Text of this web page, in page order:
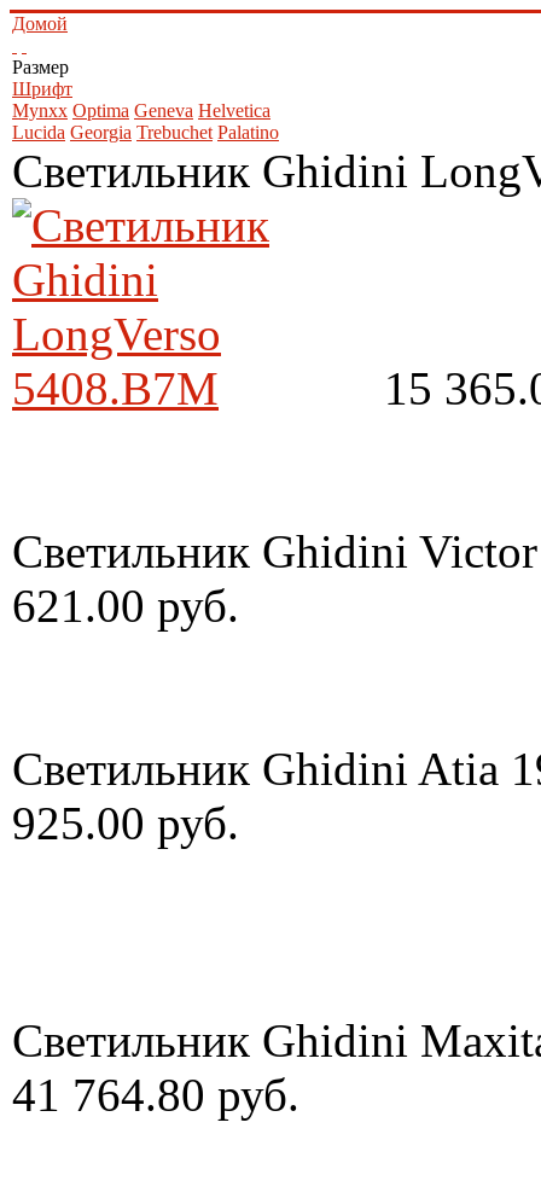
Домой
Размер
Шрифт
Mynxx Optima Geneva Helvetica
Lucida Georgia Trebuchet Palatino
Светильник Ghidini
15
Светильник Ghidini
621.00 руб.
Светильник Ghidini Atia
925.00 руб.
Светильник Ghidini
41 764.80 руб.